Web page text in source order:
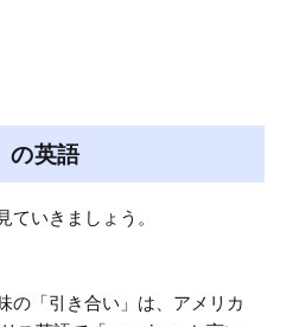
の英語
ていきましょう。
の「引き合い」は、アメリカ